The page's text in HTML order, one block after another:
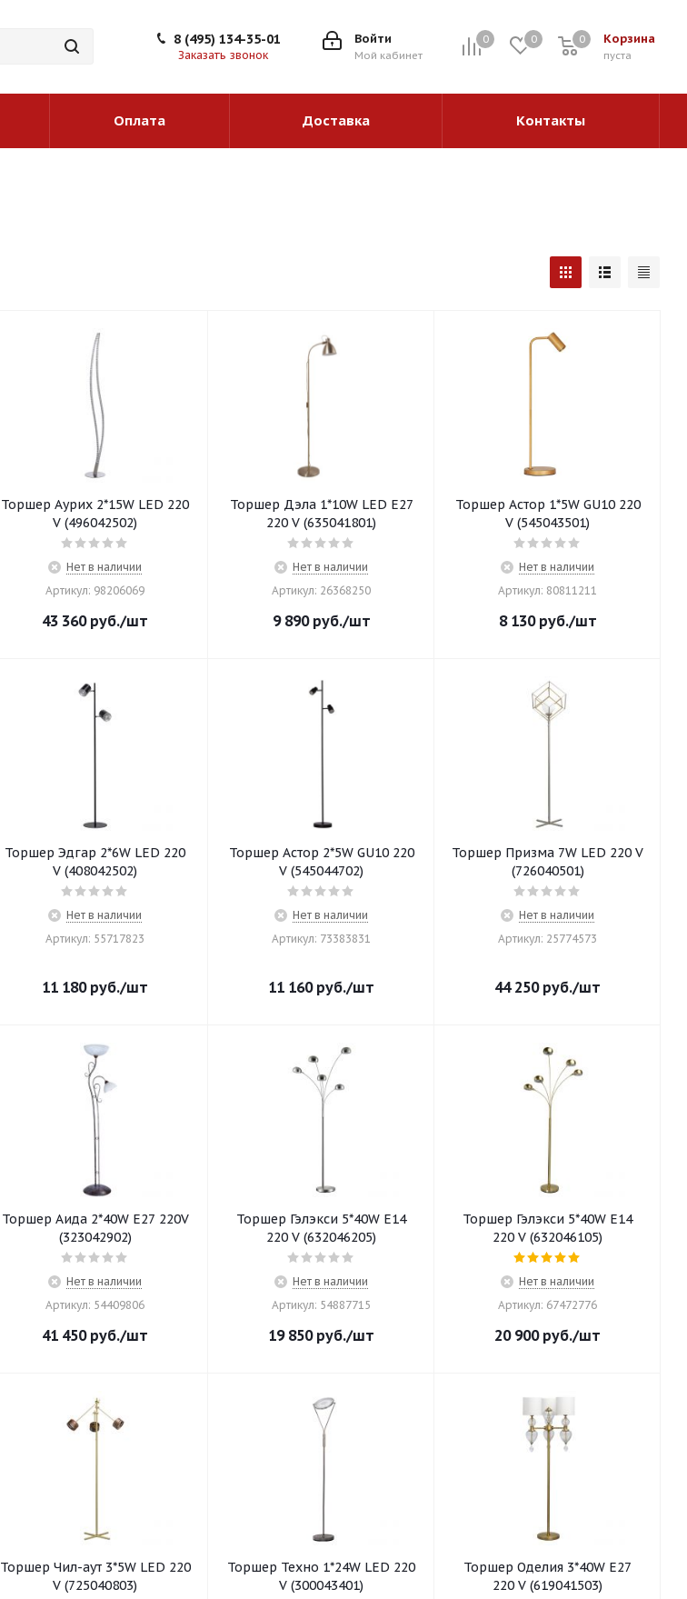
0 0 Корзина
0
пуста
0
Войти
Мой кабинет
8 (495) 134-35-01
Заказать звонок
Оплата Доставка Контакты
Торшер Аурих 2*15W LED 220
V (496042502)
Нет в наличии
Артикул: 98206069
43 360руб./шт
Торшер Дэла 1*10W LED E27
220 V (635041801)
Нет в наличии
Артикул: 26368250
9 890руб./шт
Торшер Астор 1*5W GU10 220
V (545043501)
Нет в наличии
Артикул: 80811211
8 130руб./шт
Торшер Эдгар 2*6W LED 220
V (408042502)
Нет в наличии
Артикул: 55717823
11 180руб./шт
Торшер Астор 2*5W GU10 220
V (545044702)
Нет в наличии
Артикул: 73383831
11 160руб./шт
Торшер Призма 7W LED 220 V
(726040501)
Нет в наличии
Артикул: 25774573
44 250руб./шт
Торшер Аида 2*40W E27 220V
(323042902)
Нет в наличии
Артикул: 54409806
41 450руб./шт
Торшер Гэлэкси 5*40W E14
220 V (632046205)
Нет в наличии
Артикул: 54887715
19 850руб./шт
Торшер Гэлэкси 5*40W E14
220 V (632046105)
Нет в наличии
Артикул: 67472776
20 900руб./шт
Торшер Чил-аут 3*5W LED 220
V (725040803)
Торшер Техно 1*24W LED 220
V (300043401)
Торшер Оделия 3*40W E27
220 V (619041503)